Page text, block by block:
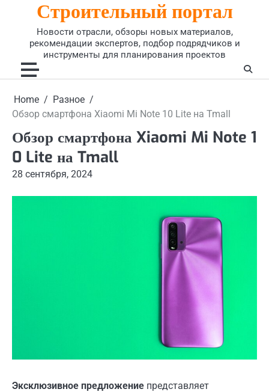
Строительный портал
Новости отрасли, обзоры новых материалов,
рекомендации экспертов, подбор подрядчиков и
инструменты для планирования проектов
Home
Разное
Обзор смартфона Xiaomi Mi Note 10 Lite на Tmall
Обзор смартфона Xiaomi Mi Note 1
0 Lite на Tmall
28 сентября, 2024
Эксклюзивное предложение представляет